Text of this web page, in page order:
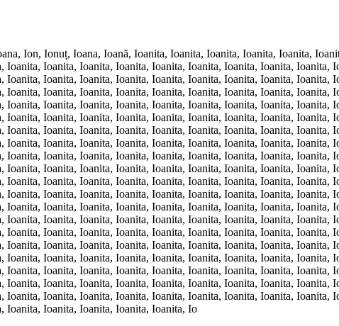
Ion, Ionuț, Ioana, Ioană, Ioanita, Ioanita, Ioanita, Ioanita, Ioanita,
Ioanita, Ioanita, Ioanita, Ioanita, Ioanita, Ioanita, Ioanita, Ioanita,
Ioanita, Ioanita, Ioanita, Ioanita, Ioanita, Ioanita, Ioanita, Ioanita,
Ioanita, Ioanita, Ioanita, Ioanita, Ioanita, Ioanita, Ioanita, Ioanita,
Ioanita, Ioanita, Ioanita, Ioanita, Ioanita, Ioanita, Ioanita, Ioanita,
Ioanita, Ioanita, Ioanita, Ioanita, Ioanita, Ioanita, Ioanita, Ioanita,
Ioanita, Ioanita, Ioanita, Ioanita, Ioanita, Ioanita, Ioanita, Ioanita,
Ioanita, Ioanita, Ioanita, Ioanita, Ioanita, Ioanita, Ioanita, Ioanita,
Ioanita, Ioanita, Ioanita, Ioanita, Ioanita, Ioanita, Ioanita, Ioanita,
Ioanita, Ioanita, Ioanita, Ioanita, Ioanita, Ioanita, Ioanita, Ioanita,
Ioanita, Ioanita, Ioanita, Ioanita, Ioanita, Ioanita, Ioanita, Ioanita,
Ioanita, Ioanita, Ioanita, Ioanita, Ioanita, Ioanita, Ioanita, Ioanita,
Ioanita, Ioanita, Ioanita, Ioanita, Ioanita, Ioanita, Ioanita, Ioanita,
Ioanita, Ioanita, Ioanita, Ioanita, Ioanita, Ioanita, Ioanita, Ioanita,
Ioanita, Ioanita, Ioanita, Ioanita, Ioanita, Ioanita, Ioanita, Ioanita,
Ioanita, Ioanita, Ioanita, Ioanita, Ioanita, Ioanita, Ioanita, Ioanita,
Ioanita, Ioanita, Ioanita, Ioanita, Ioanita, Ioanita, Ioanita, Ioanita,
Ioanita, Ioanita, Ioanita, Ioanita, Ioanita, Ioanita, Ioanita, Ioanita,
Ioanita, Ioanita, Ioanita, Ioanita, Ioanita, Ioanita, Ioanita, Ioanita,
Ioanita, Ioanita, Ioanita, Ioanita, Ioanita, Ioanita, Ioanita, Ioanita,
Ioanita, Ioanita, Ioanita, Ioanita, Ioanita, Io